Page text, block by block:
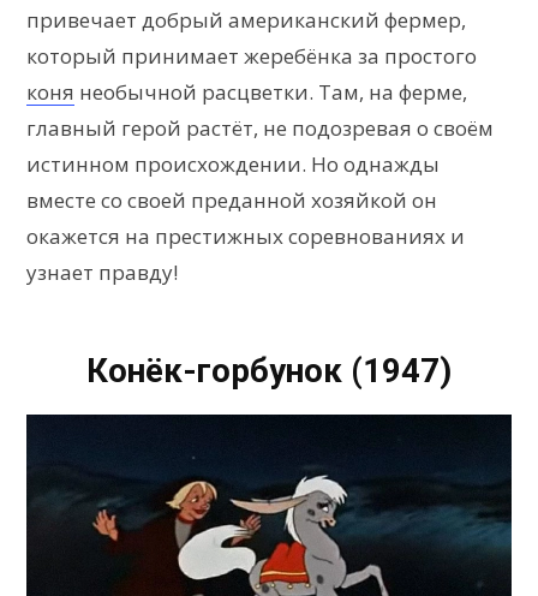
привечает добрый американский фермер,
который принимает жеребёнка за простого
коня необычной расцветки. Там, на ферме,
главный герой растёт, не подозревая о своём
истинном происхождении. Но однажды
вместе со своей преданной хозяйкой он
окажется на престижных соревнованиях и
узнает правду!
Конёк-горбунок (1947)